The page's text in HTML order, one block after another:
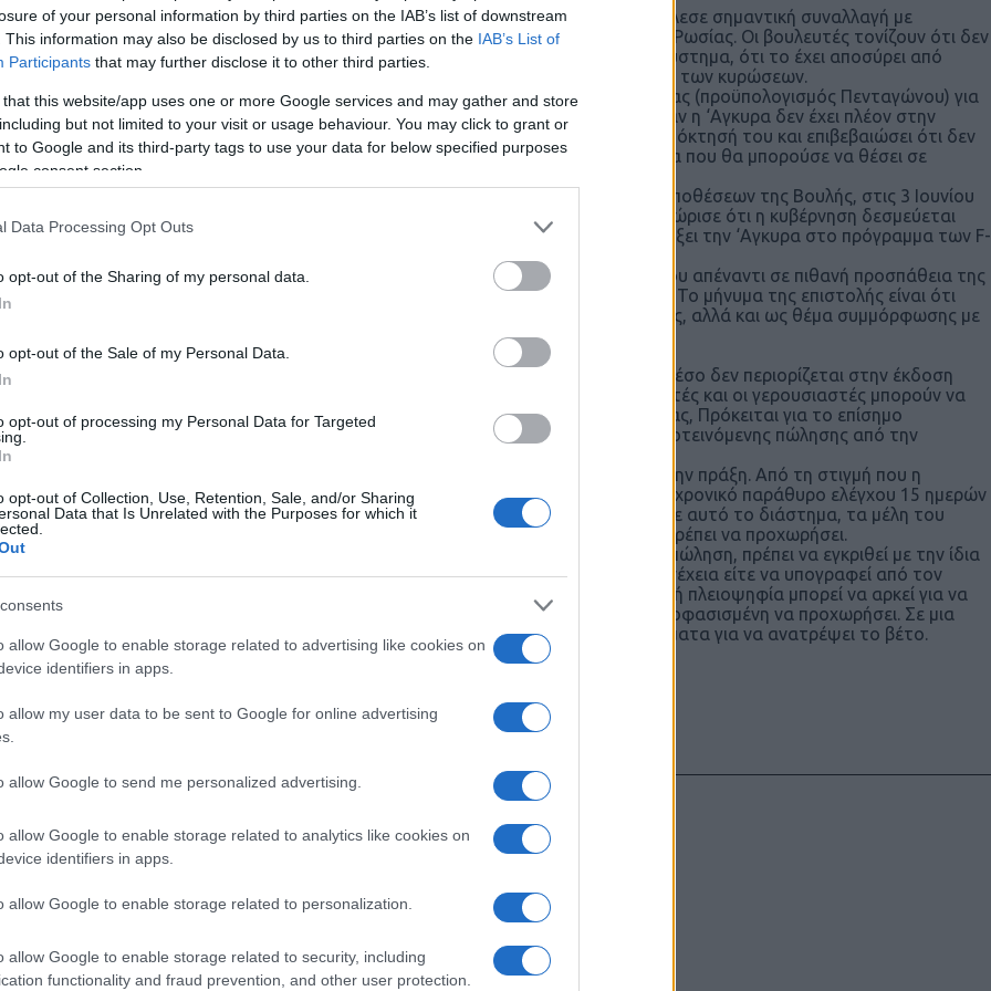
of your personal information by third parties on the IAB’s list of downstream
This information may also be disclosed by us to third parties on the IAB’s List of
Participants that may further disclose it to other third parties.
that this website/app uses one or more Google services and may gather and store
but not limited to your visit or usage behaviour. You may click to grant or
to Google and its third-party tags to use your data for below specified purposes
consent section.
Data Processing Opt Outs
opt-out of the Sharing of my personal data.
opt-out of the Sale of my Personal Data.
opt-out of processing my Personal Data for Targeted
opt-out of Collection, Use, Retention, Sale, and/or Sharing
Data that Is Unrelated with the Purposes for which it
allow Google to enable storage related to advertising like cookies on
identifiers in apps.
allow my user data to be sent to Google for online advertising
allow Google to send me personalized advertising.
allow Google to enable storage related to analytics like cookies on
identifiers in apps.
allow Google to enable storage related to personalization.
allow Google to enable storage related to security, including
functionality and fraud prevention, and other user protection.
επιχείρημα της επιστολής είναι ότι η αγορά των S-400 από την Τουρκία αποτέλεσε σημαντική συναλλαγή με
που δρα για λογαριασμό του αμυντικού τομέα ή του τομέα πληροφοριών της Ρωσίας. Οι βουλευτές τονίζουν ότι δεν
δημόσια διαθέσιμο στοιχείο που να δείχνει ότι η Τουρκία έχει απομακρύνει το σύστημα, ότι το έχει αποσύρει από
χρήση ή ότι έχει αντιμετωπίσει την αιτία που οδήγησε αρχικά στην επιβολή των κυρώσεων.
τις κυρώσεις CAATSA, η επιστολή επικαλείται και τον Νόμο περί Εθνικής ‘Αμυνας (προϋπολογισμός Πενταγώνου) για
έτος 2020, ο οποίος απαγορεύει τη μεταφορά F-35 στην Τουρκία εκτός εάν η ‘Αγκυρα δεν έχει πλέον στην
της το σύστημα S-400, παράσχει διαβεβαιώσεις ότι δεν θα επιδιώξει ξανά την απόκτησή του και επιβεβαιώσει ότι δεν
πρόσθετες παραδόσεις που σχετίζονται με τους S-400 ή με άλλο σύστημα που θα μπορούσε να θέσει σε
αμερικανικά αμυντικά συστήματα.
πλαίσιο, οι βουλευτές αναφέρονται στην ακρόαση της Επιτροπής Εξωτερικών Υποθέσεων της Βουλής, στις 3 Ιουνίου
κατά την οποία, όπως σημειώνουν, ο υπουργός Εξωτερικών Μάρκο Ρούμπιο αναγνώρισε ότι η κυβέρνηση δεσμεύεται
νόμο να διατηρήσει τις κυρώσεις κατά της Τουρκίας και δεν μπορεί να επανεντάξει την ‘Αγκυρα στο πρόγραμμα των F-
πρωτοβουλία αυτή, η κ. Τίτους επιδιώκει την έγκαιρη κινητοποίηση του Κογκρέσου απέναντι σε πιθανή προσπάθεια της
Τραμπ να ανοίξει ξανά τον δρόμο για την Τουρκία στο πρόγραμμα των F-35. Το μήνυμα της επιστολής είναι ότι
τέτοια κίνηση δεν μπορεί να εξεταστεί μόνο ως ζήτημα αμυντικής πολιτικής, αλλά και ως θέμα συμμόρφωσης με
φρένο του Κογκρέσου στις πωλήσεις όπλων
Λευκός Οίκος αποφασίζει να προχωρήσει σε μια μεγάλη πώληση όπλων, το Κογκρέσο δεν περιορίζεται στην έκδοση
ανησυχίας. Με βάση τον Νόμο περί Ελέγχου των Εξαγωγών Όπλων, οι βουλευτές και οι γερουσιαστές μπορούν να
να μπλοκάρουν τη συναλλαγή μέσω ενός κοινού ψηφίσματος αποδοκιμασίας, Πρόκειται για το επίσημο
εργαλείο που έχουν στη διάθεσή τους μετά την επίσημη κοινοποίηση της προτεινόμενης πώλησης από την
πρόκειται για έναν μηχανισμό που είναι δύσκολος να παράγει αποτελέσματα στην πράξη. Από τη στιγμή που η
αποστέλλει την επίσημη κοινοποίηση στο Κογκρέσο, ξεκινά ένα περιορισμένο χρονικό παράθυρο ελέγχου 15 ημερών
στο ΝΑΤΟ και ορισμένους στενούς εταίρους των Ηνωμένων Πολιτειών. Σε αυτό το διάστημα, τα μέλη του
μπορούν να καταθέσουν ψήφισμα με το οποίο δηλώνουν ότι η πώληση δεν πρέπει να προχωρήσει.
δεν παράγει από μόνο του δεσμευτικό αποτέλεσμα. Για να σταματήσει την πώληση, πρέπει να εγκριθεί με την ίδια
τόσο από τη Βουλή των Αντιπροσώπων όσο και από τη Γερουσία και στη συνέχεια είτε να υπογραφεί από τον
είτε να παρακάμψει ένα ενδεχόμενο προεδρικό βέτο. Αυτό σημαίνει ότι μια απλή πλειοψηφία μπορεί να αρκεί για να
ένα πολιτικό μήνυμα, αλλά δεν αρκεί για να μπλοκάρει μια κυβέρνηση που είναι αποφασισμένη να προχωρήσει. Σε μια
περίπτωση, το Κογκρέσο θα χρειαζόταν πλειοψηφία δύο τρίτων και στα δύο σώματα για να ανατρέψει το βέτο.
Ακολουθήστε τοΠΤΗΣΗ στοGoogle News
που δημοσιεύονται στο flight.com.gr εκφράζουν τους συντάκτες τους
Σε αντίθετη περίπτωση θα λαμβάνονται νομικά μέτρα. Ο ιστότοπος
τους.